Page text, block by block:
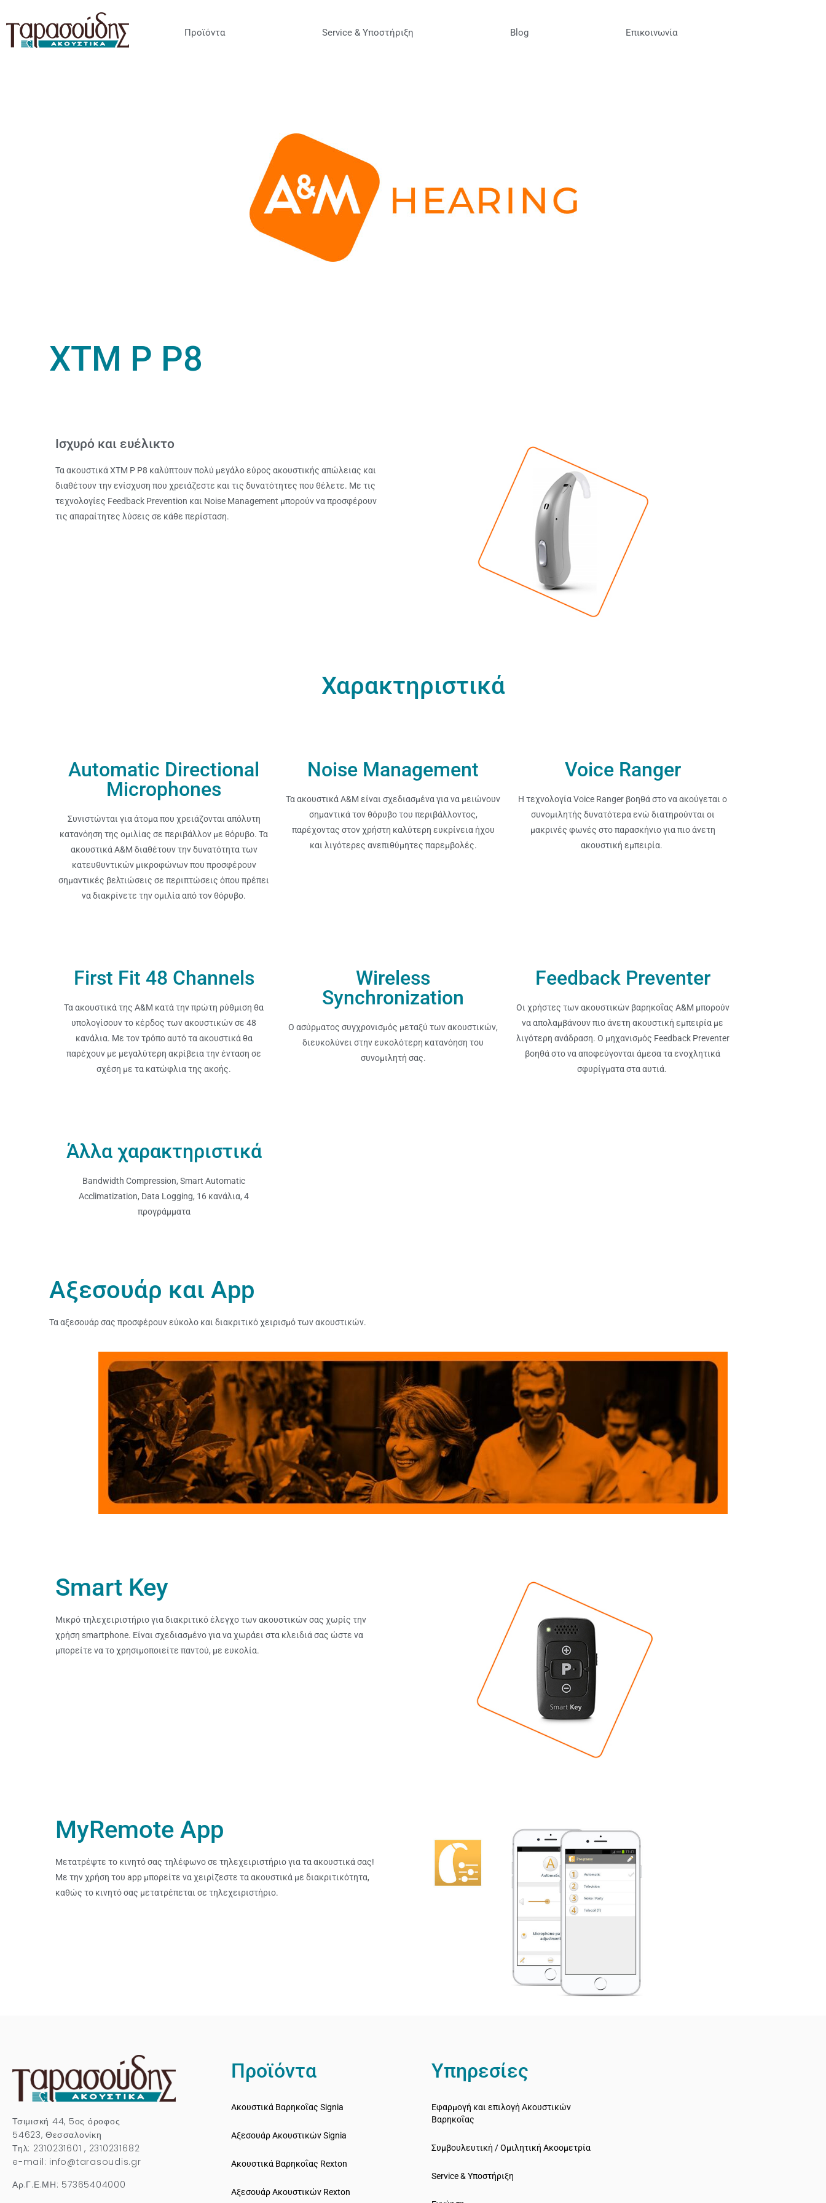
Προϊόντα Service & Υποστήριξη Blog Επικοινωνία
XTM P P8
Ισχυρό και ευέλικτο
Τα ακουστικά XTM P P8 καλύπτουν πολύ μεγάλο εύρος ακουστικής απώλειας και
διαθέτουν την ενίσχυση που χρειάζεστε και τις δυνατότητες που θέλετε. Με τις
τεχνολογίες Feedback Prevention και Noise Management μπορούν να προσφέρουν
τις απαραίτητες λύσεις σε κάθε περίσταση.
Χαρακτηριστικά
Automatic Directional
Microphones
Συνιστώνται για άτομα που χρειάζονται απόλυτη
κατανόηση της ομιλίας σε περιβάλλον με θόρυβο. Τα
ακουστικά A&M διαθέτουν την δυνατότητα των
κατευθυντικών μικροφώνων που προσφέρουν
σημαντικές βελτιώσεις σε περιπτώσεις όπου πρέπει
να διακρίνετε την ομιλία από τον θόρυβο.
Noise Management
Τα ακουστικά A&M είναι σχεδιασμένα για να μειώνουν
σημαντικά τον θόρυβο του περιβάλλοντος,
παρέχοντας στον χρήστη καλύτερη ευκρίνεια ήχου
και λιγότερες ανεπιθύμητες παρεμβολές.
Voice Ranger
Η τεχνολογία Voice Ranger βοηθά στο να ακούγεται ο
συνομιλητής δυνατότερα ενώ διατηρούνται οι
μακρινές φωνές στο παρασκήνιο για πιο άνετη
ακουστική εμπειρία.
First Fit 48 Channels
Τα ακουστικά της A&M κατά την πρώτη ρύθμιση θα
υπολογίσουν το κέρδος των ακουστικών σε 48
κανάλια. Με τον τρόπο αυτό τα ακουστικά θα
παρέχουν με μεγαλύτερη ακρίβεια την ένταση σε
σχέση με τα κατώφλια της ακοής.
Wireless
Synchronization
Ο ασύρματος συγχρονισμός μεταξύ των ακουστικών,
διευκολύνει στην ευκολότερη κατανόηση του
συνομιλητή σας.
Feedback Preventer
Οι χρήστες των ακουστικών βαρηκοΐας A&M μπορούν
να απολαμβάνουν πιο άνετη ακουστική εμπειρία με
λιγότερη ανάδραση. Ο μηχανισμός Feedback Preventer
βοηθά στο να αποφεύγονται άμεσα τα ενοχλητικά
σφυρίγματα στα αυτιά.
Άλλα χαρακτηριστικά
Bandwidth Compression, Smart Automatic
Acclimatization, Data Logging, 16 κανάλια, 4
προγράμματα
Αξεσουάρ και App
Τα αξεσουάρ σας προσφέρουν εύκολο και διακριτικό χειρισμό των ακουστικών.
Smart Key
Μικρό τηλεχειριστήριο για διακριτικό έλεγχο των ακουστικών σας χωρίς την
χρήση smartphone. Είναι σχεδιασμένο για να χωράει στα κλειδιά σας ώστε να
μπορείτε να το χρησιμοποιείτε παντού, με ευκολία.
MyRemote App
Μετατρέψτε το κινητό σας τηλέφωνο σε τηλεχειριστήριο για τα ακουστικά σας!
Με την χρήση του app μπορείτε να χειρίζεστε τα ακουστικά με διακριτικότητα,
καθώς το κινητό σας μετατρέπεται σε τηλεχειριστήριο.
Τσιμισκή 44, 5ος όροφος
54623, Θεσσαλονίκη
Τηλ: 2310231601 , 2310231682
e-mail: info@tarasoudis.gr
Αρ.Γ.Ε.ΜΗ: 57365404000
Προϊόντα
Ακουστικά Βαρηκοΐας Signia
Αξεσουάρ Ακουστικών Signia
Ακουστικά Bαρηκοΐας Rexton
Αξεσουάρ Ακουστικών Rexton
Υπηρεσίες
Εφαρμογή και επιλογή Ακουστικών
Βαρηκοΐας
Συμβουλευτική / Ομιλητική Ακοομετρία
Service & Υποστήριξη